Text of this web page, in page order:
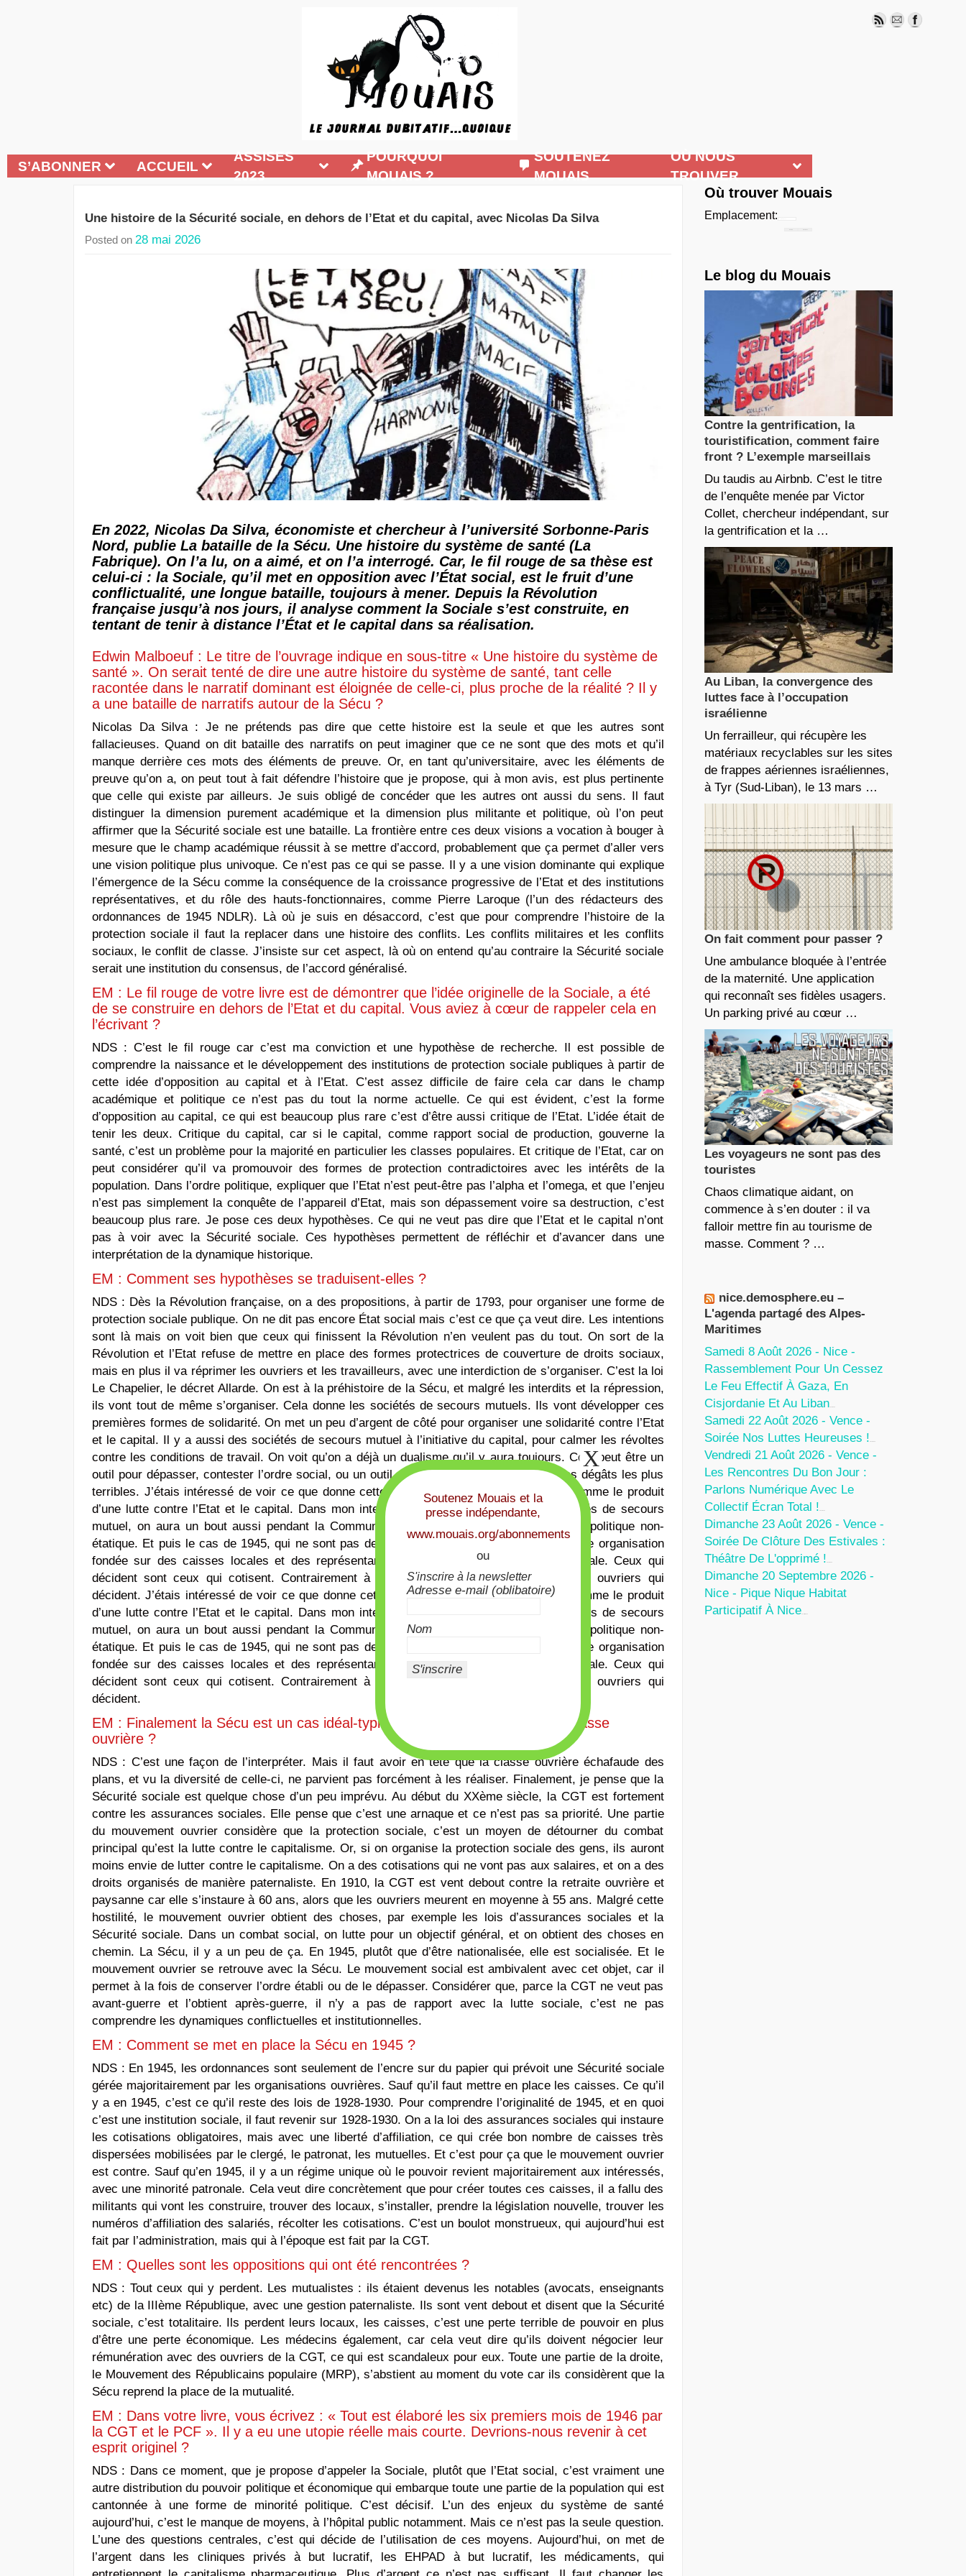
S’ABONNER ACCUEIL
ASSISES
2023
POURQUOI
MOUAIS ?
SOUTENEZ
MOUAIS
OÙ NOUS
TROUVER
Une histoire de la Sécurité sociale, en dehors de l’Etat et du capital, avec Nicolas Da Silva
Posted on 28 mai 2026
En 2022, Nicolas Da Silva, économiste et chercheur à l’université Sorbonne-Paris
Nord, publie La bataille de la Sécu. Une histoire du système de santé (La
Fabrique). On l’a lu, on a aimé, et on l’a interrogé. Car, le fil rouge de sa thèse est
celui-ci : la Sociale, qu’il met en opposition avec l’État social, est le fruit d’une
conflictualité, une longue bataille, toujours à mener. Depuis la Révolution
française jusqu’à nos jours, il analyse comment la Sociale s’est construite, en
tentant de tenir à distance l’État et le capital dans sa réalisation.
Edwin Malboeuf : Le titre de l’ouvrage indique en sous-titre « Une histoire du système de
santé ». On serait tenté de dire une autre histoire du système de santé, tant celle
racontée dans le narratif dominant est éloignée de celle-ci, plus proche de la réalité ? Il y
a une bataille de narratifs autour de la Sécu ?
Nicolas Da Silva : Je ne prétends pas dire que cette histoire est la seule et que les autres sont
fallacieuses. Quand on dit bataille des narratifs on peut imaginer que ce ne sont que des mots et qu’il
manque derrière ces mots des éléments de preuve. Or, en tant qu’universitaire, avec les éléments de
preuve qu’on a, on peut tout à fait défendre l’histoire que je propose, qui à mon avis, est plus pertinente
que celle qui existe par ailleurs. Je suis obligé de concéder que les autres ont aussi du sens. Il faut
distinguer la dimension purement académique et la dimension plus militante et politique, où l’on peut
affirmer que la Sécurité sociale est une bataille. La frontière entre ces deux visions a vocation à bouger à
mesure que le champ académique réussit à se mettre d’accord, probablement que ça permet d’aller vers
une vision politique plus univoque. Ce n’est pas ce qui se passe. Il y a une vision dominante qui explique
l’émergence de la Sécu comme la conséquence de la croissance progressive de l’Etat et des institutions
représentatives, et du rôle des hauts-fonctionnaires, comme Pierre Laroque (l’un des rédacteurs des
ordonnances de 1945 NDLR). Là où je suis en désaccord, c’est que pour comprendre l’histoire de la
protection sociale il faut la replacer dans une histoire des conflits. Les conflits militaires et les conflits
sociaux, le conflit de classe. J’insiste sur cet aspect, là où on entend qu’au contraire la Sécurité sociale
serait une institution du consensus, de l’accord généralisé.
EM : Le fil rouge de votre livre est de démontrer que l’idée originelle de la Sociale, a été
de se construire en dehors de l’Etat et du capital. Vous aviez à cœur de rappeler cela en
l’écrivant ?
NDS : C’est le fil rouge car c’est ma conviction et une hypothèse de recherche. Il est possible de
comprendre la naissance et le développement des institutions de protection sociale publiques à partir de
cette idée d’opposition au capital et à l’Etat. C’est assez difficile de faire cela car dans le champ
académique et politique ce n’est pas du tout la norme actuelle. Ce qui est évident, c’est la forme
d’opposition au capital, ce qui est beaucoup plus rare c’est d’être aussi critique de l’Etat. L’idée était de
tenir les deux. Critique du capital, car si le capital, comme rapport social de production, gouverne la
santé, c’est un problème pour la majorité en particulier les classes populaires. Et critique de l’Etat, car on
peut considérer qu’il va promouvoir des formes de protection contradictoires avec les intérêts de la
population. Dans l’ordre politique, expliquer que l’Etat n’est peut-être pas l’alpha et l’omega, et que l’enjeu
n’est pas simplement la conquête de l’appareil d’Etat, mais son dépassement voire sa destruction, c’est
beaucoup plus rare. Je pose ces deux hypothèses. Ce qui ne veut pas dire que l’Etat et le capital n’ont
pas à voir avec la Sécurité sociale. Ces hypothèses permettent de réfléchir et d’avancer dans une
interprétation de la dynamique historique.
EM : Comment ses hypothèses se traduisent-elles ?
NDS : Dès la Révolution française, on a des propositions, à partir de 1793, pour organiser une forme de
protection sociale publique. On ne dit pas encore État social mais c’est ce que ça veut dire. Les intentions
sont là mais on voit bien que ceux qui finissent la Révolution n’en veulent pas du tout. On sort de la
Révolution et l’Etat refuse de mettre en place des formes protectrices de couverture de droits sociaux,
mais en plus il va réprimer les ouvriers et les travailleurs, avec une interdiction de s’organiser. C’est la loi
Le Chapelier, le décret Allarde. On est à la préhistoire de la Sécu, et malgré les interdits et la répression,
ils vont tout de même s’organiser. Cela donne les sociétés de secours mutuels. Ils vont développer ces
premières formes de solidarité. On met un peu d’argent de côté pour organiser une solidarité contre l’Etat
et le capital. Il y a aussi des sociétés de secours mutuel à l’initiative du capital, pour calmer les révoltes
contre les conditions de travail. On voit qu’on a déjà un dualisme qu’il y aura toujours. Cela peut être un
outil pour dépasser, contester l’ordre social, ou un outil pour passer la serpillière sur ses dégâts les plus
terribles. J’étais intéressé de voir ce que donne cette hypothèse de protection sociale comme le produit
d’une lutte contre l’Etat et le capital. Dans mon interprétation, vous avez donc les sociétés de secours
mutuel, on aura un bout aussi pendant la Commune avec cette idée d’auto-organisation politique non-
étatique. Et puis le cas de 1945, qui ne sont pas des formes démocratiques mais avec une organisation
fondée sur des caisses locales et des représentants locaux qui ont une coloration sociale. Ceux qui
décident sont ceux qui cotisent. Contrairement à l’Assemblée nationale, ici ce sont les ouvriers qui
décident.J’étais intéressé de voir ce que donne cette hypothèse de protection sociale comme le produit
d’une lutte contre l’Etat et le capital. Dans mon interprétation, vous avez donc les sociétés de secours
mutuel, on aura un bout aussi pendant la Commune avec cette idée d’auto-organisation politique non-
étatique. Et puis le cas de 1945, qui ne sont pas des formes démocratiques mais avec une organisation
fondée sur des caisses locales et des représentants locaux qui ont une coloration sociale. Ceux qui
décident sont ceux qui cotisent. Contrairement à l’Assemblée nationale, ici ce sont les ouvriers qui
décident.
EM : Finalement la Sécu est un cas idéal-typique d’auto-organisation de la classe
ouvrière ?
NDS : C’est une façon de l’interpréter. Mais il faut avoir en tête que la classe ouvrière échafaude des
plans, et vu la diversité de celle-ci, ne parvient pas forcément à les réaliser. Finalement, je pense que la
Sécurité sociale est quelque chose d’un peu imprévu. Au début du XXème siècle, la CGT est fortement
contre les assurances sociales. Elle pense que c’est une arnaque et ce n’est pas sa priorité. Une partie
du mouvement ouvrier considère que la protection sociale, c’est un moyen de détourner du combat
principal qu’est la lutte contre le capitalisme. Or, si on organise la protection sociale des gens, ils auront
moins envie de lutter contre le capitalisme. On a des cotisations qui ne vont pas aux salaires, et on a des
droits organisés de manière paternaliste. En 1910, la CGT est vent debout contre la retraite ouvrière et
paysanne car elle s’instaure à 60 ans, alors que les ouvriers meurent en moyenne à 55 ans. Malgré cette
hostilité, le mouvement ouvrier obtient des choses, par exemple les lois d’assurances sociales et la
Sécurité sociale. Dans un combat social, on lutte pour un objectif général, et on obtient des choses en
chemin. La Sécu, il y a un peu de ça. En 1945, plutôt que d’être nationalisée, elle est socialisée. Et le
mouvement ouvrier se retrouve avec la Sécu. Le mouvement social est ambivalent avec cet objet, car il
permet à la fois de conserver l’ordre établi ou de le dépasser. Considérer que, parce la CGT ne veut pas
avant-guerre et l’obtient après-guerre, il n’y a pas de rapport avec la lutte sociale, c’est ne pas
comprendre les dynamiques conflictuelles et institutionnelles.
EM : Comment se met en place la Sécu en 1945 ?
NDS : En 1945, les ordonnances sont seulement de l’encre sur du papier qui prévoit une Sécurité sociale
gérée majoritairement par les organisations ouvrières. Sauf qu’il faut mettre en place les caisses. Ce qu’il
y a en 1945, c’est ce qu’il reste des lois de 1928-1930. Pour comprendre l’originalité de 1945, et en quoi
c’est une institution sociale, il faut revenir sur 1928-1930. On a la loi des assurances sociales qui instaure
les cotisations obligatoires, mais avec une liberté d’affiliation, ce qui crée bon nombre de caisses très
dispersées mobilisées par le clergé, le patronat, les mutuelles. Et c’est pour ça que le mouvement ouvrier
est contre. Sauf qu’en 1945, il y a un régime unique où le pouvoir revient majoritairement aux intéressés,
avec une minorité patronale. Cela veut dire concrètement que pour créer toutes ces caisses, il a fallu des
militants qui vont les construire, trouver des locaux, s’installer, prendre la législation nouvelle, trouver les
numéros d’affiliation des salariés, récolter les cotisations. C’est un boulot monstrueux, qui aujourd’hui est
fait par l’administration, mais qui à l’époque est fait par la CGT.
EM : Quelles sont les oppositions qui ont été rencontrées ?
NDS : Tout ceux qui y perdent. Les mutualistes : ils étaient devenus les notables (avocats, enseignants
etc) de la IIIème République, avec une gestion paternaliste. Ils sont vent debout et disent que la Sécurité
sociale, c’est totalitaire. Ils perdent leurs locaux, les caisses, c’est une perte terrible de pouvoir en plus
d’être une perte économique. Les médecins également, car cela veut dire qu’ils doivent négocier leur
rémunération avec des ouvriers de la CGT, ce qui est scandaleux pour eux. Toute une partie de la droite,
le Mouvement des Républicains populaire (MRP), s’abstient au moment du vote car ils considèrent que la
Sécu reprend la place de la mutualité.
EM : Dans votre livre, vous écrivez : « Tout est élaboré les six premiers mois de 1946 par
la CGT et le PCF ». Il y a eu une utopie réelle mais courte. Devrions-nous revenir à cet
esprit originel ?
NDS : Dans ce moment, que je propose d’appeler la Sociale, plutôt que l’Etat social, c’est vraiment une
autre distribution du pouvoir politique et économique qui embarque toute une partie de la population qui est
cantonnée à une forme de minorité politique. C’est décisif. L’un des enjeux du système de santé
aujourd’hui, c’est le manque de moyens, à l’hôpital public notamment. Mais ce n’est pas la seule question.
L’une des questions centrales, c’est qui décide de l’utilisation de ces moyens. Aujourd’hui, on met de
l’argent dans les cliniques privés à but lucratif, les EHPAD à but lucratif, les médicaments, qui
Où trouver Mouais
Emplacement:
Le blog du Mouais
Contre la gentrification, la
touristification, comment faire
front ? L’exemple marseillais
Du taudis au Airbnb. C’est le titre
de l’enquête menée par Victor
Collet, chercheur indépendant, sur
la gentrification et la …
Au Liban, la convergence des
luttes face à l’occupation
israélienne
Un ferrailleur, qui récupère les
matériaux recyclables sur les sites
de frappes aériennes israéliennes,
à Tyr (Sud-Liban), le 13 mars …
On fait comment pour passer ?
Une ambulance bloquée à l’entrée
de la maternité. Une application
qui reconnaît ses fidèles usagers.
Un parking privé au cœur …
Les voyageurs ne sont pas des
touristes
Chaos climatique aidant, on
commence à s’en douter : il va
falloir mettre fin au tourisme de
masse. Comment ? …
nice.demosphere.eu –
L'agenda partagé des Alpes-
Maritimes
Samedi 8 Août 2026 - Nice -
Rassemblement Pour Un Cessez
Le Feu Effectif À Gaza, En
Cisjordanie Et Au Liban
Samedi 22 Août 2026 - Vence -
Soirée Nos Luttes Heureuses !
Vendredi 21 Août 2026 - Vence -
Les Rencontres Du Bon Jour :
Parlons Numérique Avec Le
Collectif Écran Total !
Dimanche 23 Août 2026 - Vence -
Soirée De Clôture Des Estivales :
Théâtre De L'opprimé !
Dimanche 20 Septembre 2026 -
Nice - Pique Nique Habitat
Participatif À Nice
Soutenez Mouais et la
presse indépendante,
www.mouais.org/abonnements
ou
S'inscrire à la newsletter
Adresse e-mail (oblibatoire)
Nom